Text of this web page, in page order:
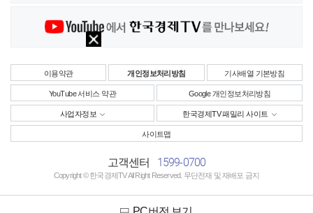
이용약관 개인정보처리방침 기사배열 기본방침
YouTube 서비스 약관 Google 개인정보처리방침
사업자정보 한국경제TV 패밀리 사이트
사이트맵
고객센터 1599-0700
Copyright © 한국경제TV All Right Reserved. 무단전재 및 재배포 금지